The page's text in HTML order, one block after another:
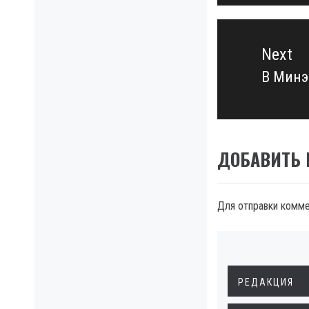
Next
Next
В
ДОБАВИТЬ
Для отправки
РЕДАКЦИЯ